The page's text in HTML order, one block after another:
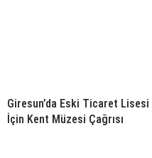
Giresun’da Eski Ticaret Lisesi
İçin Kent Müzesi Çağrısı